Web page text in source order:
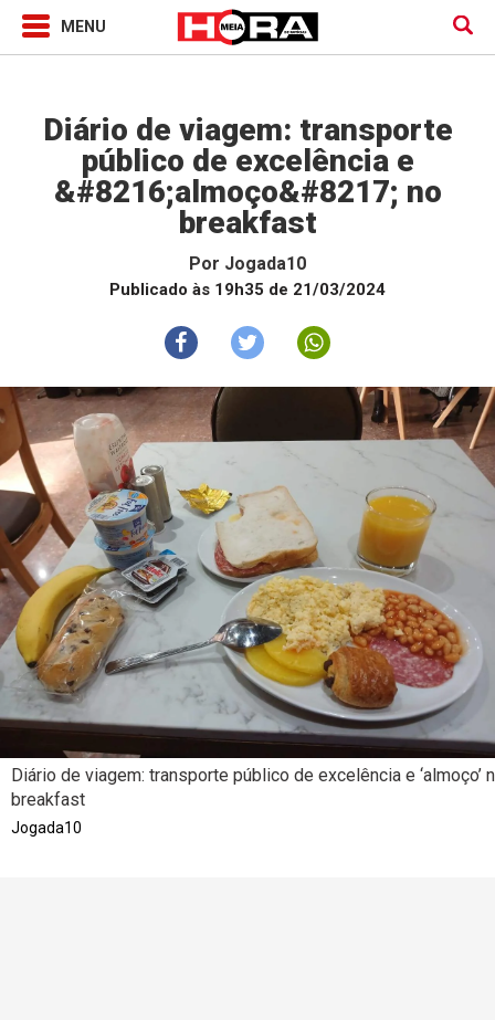
Diário de viagem: transporte
público de excelência e
&#8216;almoço&#8217; no
breakfast
Por Jogada10
Publicado às 19h35 de 21/03/2024
Diário de viagem: transporte público de excelência e ‘almoço’
breakfast
Jogada10